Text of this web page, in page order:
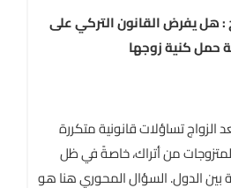
: هل يفرض القانون التركي على
حمل كنية زوجها
الزواج تساؤلات قانونية متكررة
المتزوجات من أتراك، خاصةً في ظل